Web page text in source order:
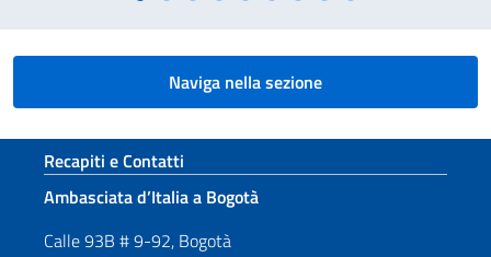
Naviga nella sezione
Sezione footer
Recapiti e Contatti
Ambasciata d’Italia a Bogotà
Calle 93B # 9-92, Bogotà